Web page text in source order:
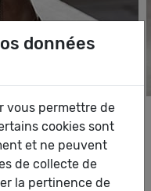
européenne
savoir-faire dans la
et de qualité.
données
vous permettre de
cookies sont
et ne peuvent
de collecte de
la pertinence de